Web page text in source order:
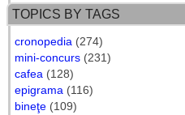
TOPICS BY TAGS
cronopedia (274)
mini-concurs (231)
cafea (128)
epigrama (116)
bineţe (109)